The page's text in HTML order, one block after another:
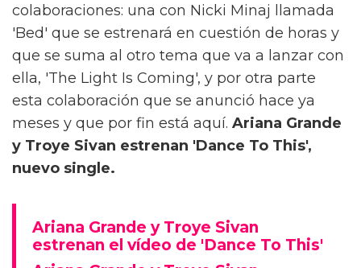
colaboraciones: una con Nicki Minaj llamada
'Bed' que se estrenará en cuestión de horas y
que se suma al otro tema que va a lanzar con
ella, 'The Light Is Coming', y por otra parte
esta colaboración que se anunció hace ya
meses y que por fin está aquí. Ariana Grande
y Troye Sivan estrenan 'Dance To This',
nuevo single.
Ariana Grande y Troye Sivan
estrenan el vídeo de 'Dance To This'